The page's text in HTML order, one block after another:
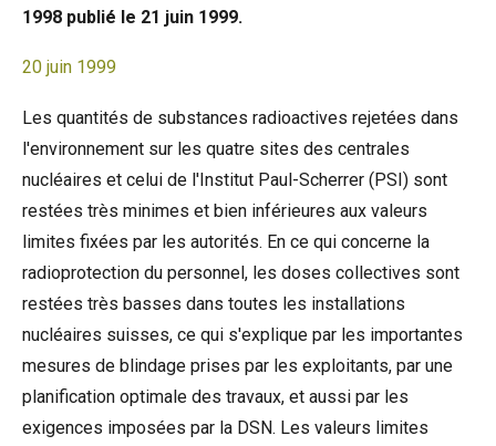
1998 publié le 21 juin 1999.
20 juin 1999
Les quantités de substances radioactives rejetées dans
l'environnement sur les quatre sites des centrales
nucléaires et celui de l'Institut Paul-Scherrer (PSI) sont
restées très minimes et bien inférieures aux valeurs
limites fixées par les autorités. En ce qui concerne la
radioprotection du personnel, les doses collectives sont
restées très basses dans toutes les installations
nucléaires suisses, ce qui s'explique par les importantes
mesures de blindage prises par les exploitants, par une
planification optimale des travaux, et aussi par les
exigences imposées par la DSN. Les valeurs limites